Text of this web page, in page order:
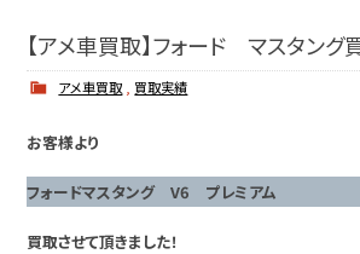
【アメ車買取】フォード マスタング
アメ車買取 買取実績
お客様より
フォードマスタング V6 プレミアム
買取させて頂きました！